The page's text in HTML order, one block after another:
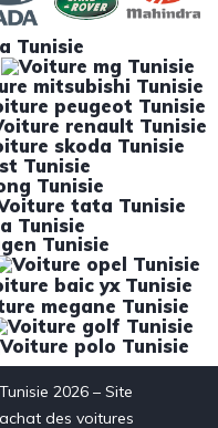
2026 – Site
des voitures